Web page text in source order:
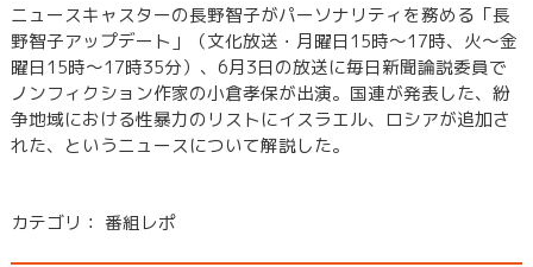
ニュースキャスターの長野智子がパーソナリティを務める「長
野智子アップデート」（文化放送・月曜日15時～17時、火～金
曜日15時～17時35分）、6月3日の放送に毎日新聞論説委員で
ノンフィクション作家の小倉孝保が出演。国連が発表した、紛
争地域における性暴力のリストにイスラエル、ロシアが追加さ
れた、というニュースについて解説した。
カテゴリ： 番組レポ